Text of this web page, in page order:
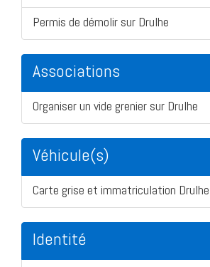
Permis de démolir sur Drulhe
Associations
Organiser un vide grenier sur Drulhe
Véhicule(s)
Carte grise et immatriculation Drulhe
Identité